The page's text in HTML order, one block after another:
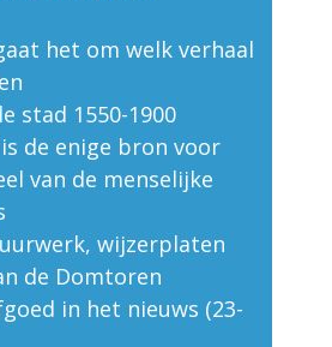
het om welk verhaal
stad 1550-1900
de enige bron voor
van de menselijke
wijzerplaten
de Domtoren
in het nieuws (23-